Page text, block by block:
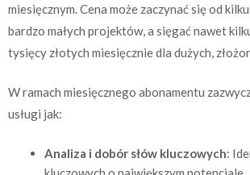
miesięcznym. Cena może zaczynać się od
bardzo małych projektów, a sięgać nawet
tysięcy złotych miesięcznie dla dużych,
W ramach miesięcznego abonamentu
usługi jak:
Analiza i dobór słów kluczowych: